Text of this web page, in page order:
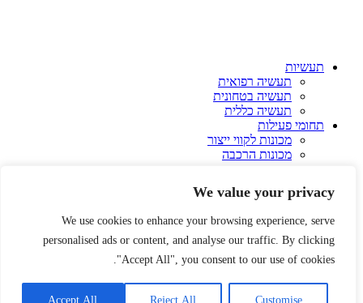
We value your privacy
We use cookies to enhance your browsing experience, serve
personalised ads or content, and analyse our traffic. By clicking
"Accept All", you consent to our use of cookies.
Customise
Reject All
Accept All
תעשיות
תעשיה רפואית
תעשיה בטחונית
תעשיה כללית
תחומי פעילות
מכונות לקווי ייצור
מכונות הרכבה
מתקני בדיקה
התאמה אישית
רובוטים בתעשייה
תכנון מכונות
לוחות חשמל תעשייתיים
סטארטאפים
פרויקטים